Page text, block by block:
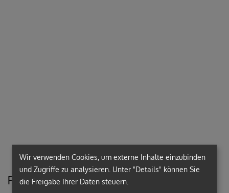
Pfarrkanzlei & Pfarrkindergarten
Wir verwenden Cookies, um externe Inhalte einzubinden
und Zugriffe zu analysieren. Unter "Details" können Sie
die Freigabe Ihrer Daten steuern.